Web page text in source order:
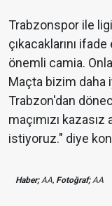
Trabzonspor ile
çıkacaklarını
önemli camia.
Maçta bizim daha
Trabzon'dan
maçımızı
istiyoruz." diye
Haber;AA, Fotoğraf;AA